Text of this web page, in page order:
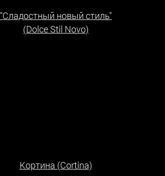
"Сладостный новый стиль"
(Dolce Stil Novo)
Кортина (Cortina)